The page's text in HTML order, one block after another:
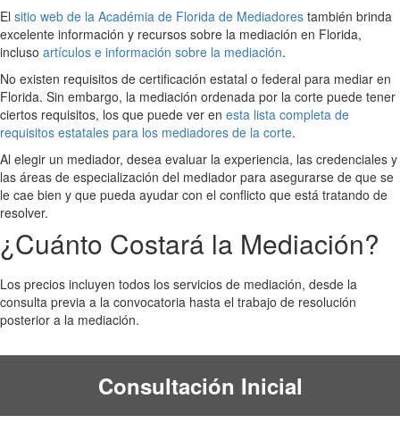
El sitio web de la Académia de Florida de Mediadores también brinda
excelente información y recursos sobre la mediación en Florida,
incluso artículos e información sobre la mediación.
No existen requisitos de certificación estatal o federal para mediar en
Florida. Sin embargo, la mediación ordenada por la corte puede tener
ciertos requisitos, los que puede ver en esta lista completa de
requisitos estatales para los mediadores de la corte.
Al elegir un mediador, desea evaluar la experiencia, las credenciales y
las áreas de especialización del mediador para asegurarse de que se
le cae bien y que pueda ayudar con el conflicto que está tratando de
resolver.
¿Cuánto Costará la Mediación?
Los precios incluyen todos los servicios de mediación, desde la
consulta previa a la convocatoria hasta el trabajo de resolución
posterior a la mediación.
Consultación Inicial